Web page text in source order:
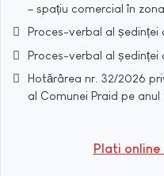
– spațiu comercial în
Proces-verbal al ședinței
Proces-verbal al
Hotărârea nr. 32/2026
al Comunei Praid pe anul
Plati